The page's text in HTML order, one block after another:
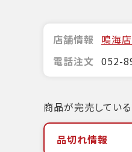
店舗情報 鳴海店
電話注文 052-
商品が完売してい
品切れ情報